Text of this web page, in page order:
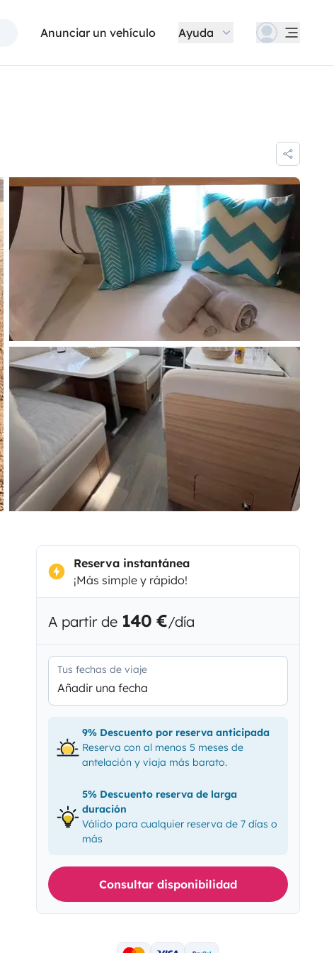
Anunciar un vehículo Ayuda
Reserva instantánea
¡Más simple y rápido!
A partir de 140 €/día
Tus fechas de viaje
Añadir una fecha
9% Descuento por reserva anticipada
Reserva con al menos 5 meses de
antelación y viaja más barato.
5% Descuento reserva de larga
duración
Válido para cualquier reserva de 7 días o
más
Consultar disponibilidad